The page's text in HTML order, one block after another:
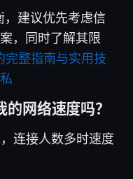
建议优先考虑信
，同时了解其限
整指南与实用技
网络速度吗？
连接人数多时速度